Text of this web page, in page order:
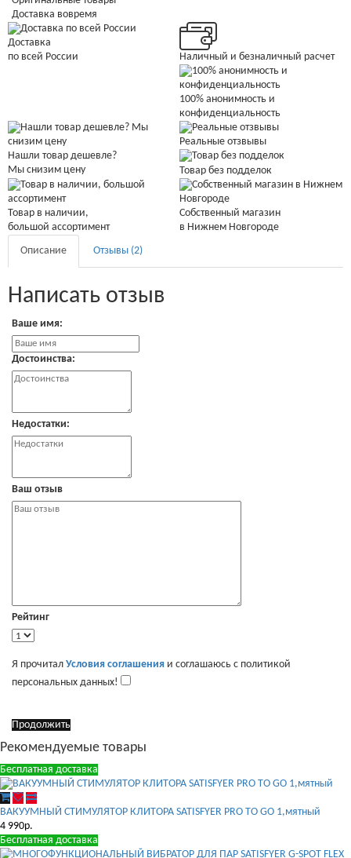
Доставка вовремя
Доставка
по всей России
Наличный и безналичный расчет
100% анонимность и
конфиденциальность
Нашли товар дешевле?
Мы снизим цену
Реальные отзвывы
Товар без подделок
Товар в наличии,
большой ассортимент
Собственный магазин
в Нижнем Новгороде
Описание
Отзывы (2)
Написать отзыв
Ваше имя:
Достоинства:
Недостатки:
Ваш отзыв
Рейтинг
Я прочитал Условия соглашения и соглашаюсь с политикой
персональных данных!
Продолжить
Рекомендуемые товары
Бесплатная доставка
ВАКУУМНЫЙ СТИМУЛЯТОР КЛИТОРА SATISFYER PRO TO GO 1,мятный
4 990р.
Бесплатная доставка